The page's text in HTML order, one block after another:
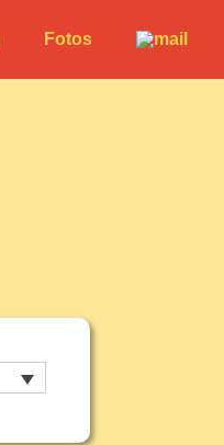
Fotos